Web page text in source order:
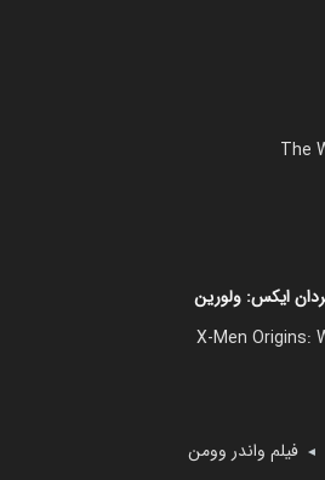
◄ فیلم واندر وومن
The
ایکس: ولورین
X-Men Origins: